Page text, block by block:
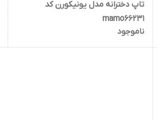
تاپ دخترانه مدل یونیکورن کد
mamo66231
ناموجود